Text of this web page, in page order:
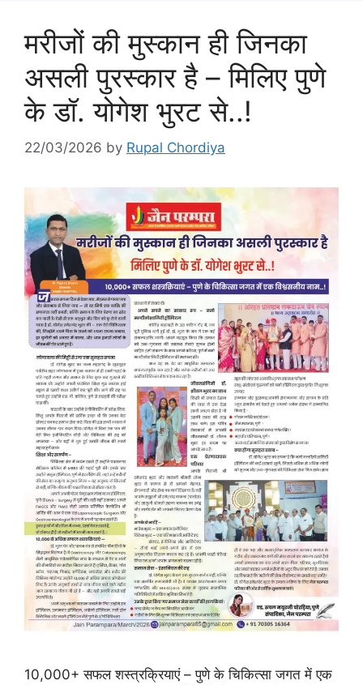
मरीजों की मुस्कान ही जिनका
असली पुरस्कार है – मिलिए पुणे
के डॉ. योगेश भुरट से..!
22/03/2026 by Rupal Chordiya
10,000+ सफल शस्त्रक्रियाएं – पुणे के चिकित्सा जगत में एक